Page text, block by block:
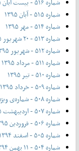
شماره ۵۱۵ - آبان ۱۳۹۵
شماره ۵۱۴ - مهر ۱۳۹۵
شماره ۵۱۳ - ۲۰ شهریور ۱۳۹۵
شماره ۵۱۲ - شهریور ۱۳۹۵
شماره ۵۱۱ - مرداد ۱۳۹۵
شماره ۵۱۰ - تیر ۱۳۹۵
شماره ۵۰۹ - خرداد ۱۳۹۵
شماره ۵۰۸ - شماره‌ی ویژه بهار
شماره ۵۰۷ - اردیبهشت ۱۳۹۵
شماره ۵۰۶ - فروردین ۱۳۹۵
شماره ۵۰۵ - اسفند ۱۳۹۴
شماره ۵۰۴ - ۱۱ بهمن ۱۳۹۴ - ویژه‌ی جشنواره فیلم فجر